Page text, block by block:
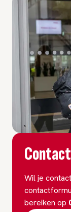
Contact
Wil je
bereiken op